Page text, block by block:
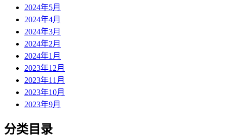
2024年5月
2024年4月
2024年3月
2024年2月
2024年1月
2023年12月
2023年11月
2023年10月
2023年9月
分类目录